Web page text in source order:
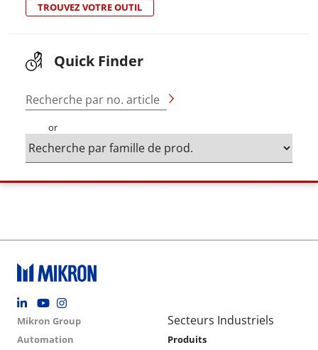
TROUVEZ VOTRE OUTIL
Quick Finder
Recherche par no. article
or
Footer social
Group menu
Mikron Group
Automation
Main navigation
Secteurs Industriels
Produits